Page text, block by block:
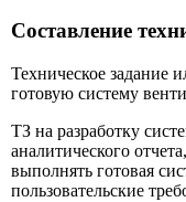
Составление
Техническое задание
готовую систему
ТЗ на разработку
аналитического
выполнять готовая
пользовательские